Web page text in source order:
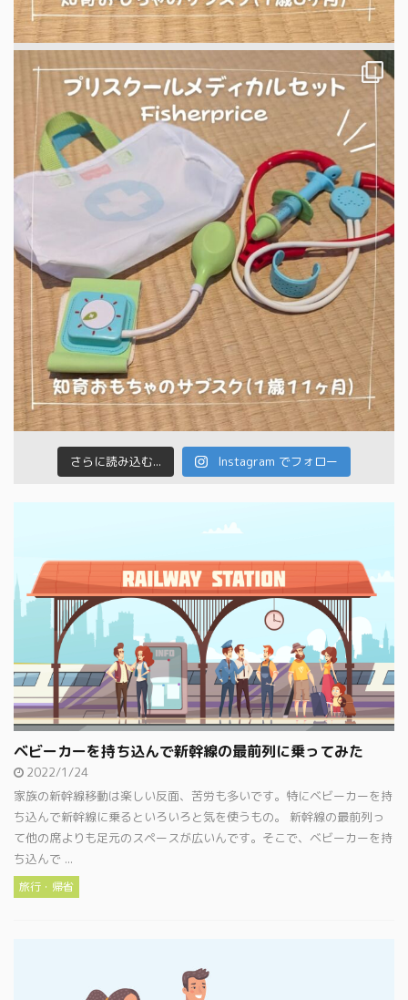
さらに読み込む... Instagram でフォロー
ベビーカーを持ち込んで新幹線の最前列に乗ってみた
2022/1/24
家族の新幹線移動は楽しい反面、苦労も多いです。特にベビーカーを持
ち込んで新幹線に乗るといろいろと気を使うもの。 新幹線の最前列っ
て他の席よりも足元のスペースが広いんです。そこで、ベビーカーを持
ち込んで ...
旅行・帰省